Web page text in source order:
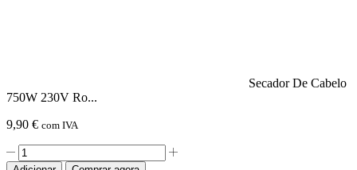
Secador De Cabelo
750W 230V Ro...
9,90 € com IVA
Quantidade
de